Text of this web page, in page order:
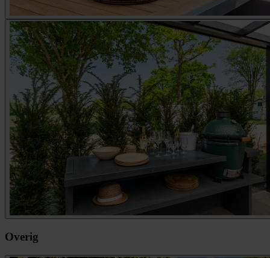
Overig